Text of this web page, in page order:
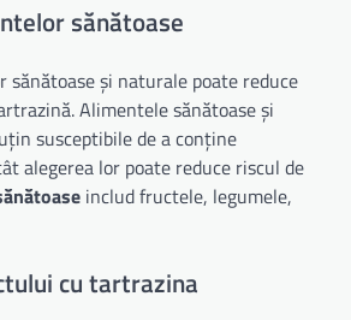
sănătoase
sănătoase și naturale poate reduce
Alimentele sănătoase și
susceptibile de a conține
alegerea lor poate reduce riscul de
includ fructele, legumele,
cu tartrazina